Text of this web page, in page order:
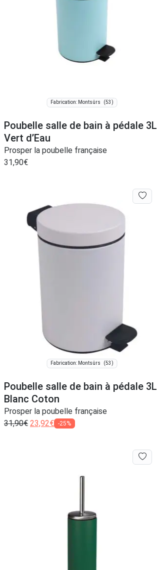
Fabrication: Montsûrs (53)
Poubelle salle de bain à pédale 3L
Vert d’Eau
Prosper la poubelle française
31,90€
Fabrication: Montsûrs (53)
Poubelle salle de bain à pédale 3L
Blanc Coton
Prosper la poubelle française
31,90€ 23,92€ -25%